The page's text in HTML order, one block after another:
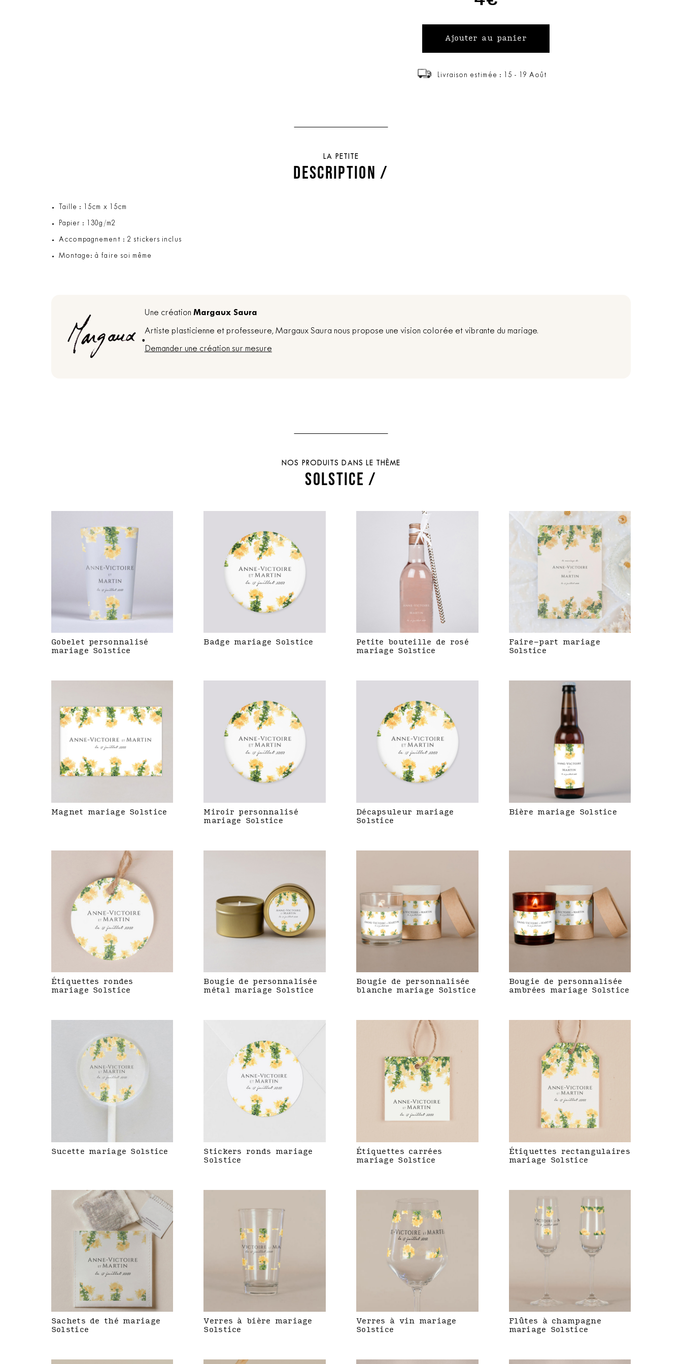
Livraison estimée : 15 - 19 Août
LA PETITE
DESCRIPTION /
Taille : 15cm x 15cm
Papier : 130g/m2
Accompagnement : 2 stickers inclus
Montage: à faire soi même
Une création Margaux Saura
Artiste plasticienne et professeure, Margaux Saura nous propose une vision colorée et vibrante du mariage.
Demander une création sur mesure
NOS PRODUITS DANS LE THÈME
SOLSTICE /
Gobelet personnalisé
mariage Solstice
Badge mariage Solstice
Petite bouteille de rosé
mariage Solstice
Faire-part mariage
Solstice
Magnet mariage Solstice
Miroir personnalisé
mariage Solstice
Décapsuleur mariage
Solstice
Bière mariage Solstice
Étiquettes rondes
mariage Solstice
Bougie de personnalisée
métal mariage Solstice
Bougie de personnalisée
blanche mariage Solstice
Bougie de personnalisée
ambrées mariage Solstice
Sucette mariage Solstice
Stickers ronds mariage
Solstice
Étiquettes carrées
mariage Solstice
Étiquettes rectangulaires
mariage Solstice
Sachets de thé mariage
Solstice
Verres à bière mariage
Solstice
Verres à vin mariage
Solstice
Flûtes à champagne
mariage Solstice